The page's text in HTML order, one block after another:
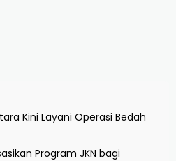
Kini Layani Operasi Bedah
Program JKN bagi